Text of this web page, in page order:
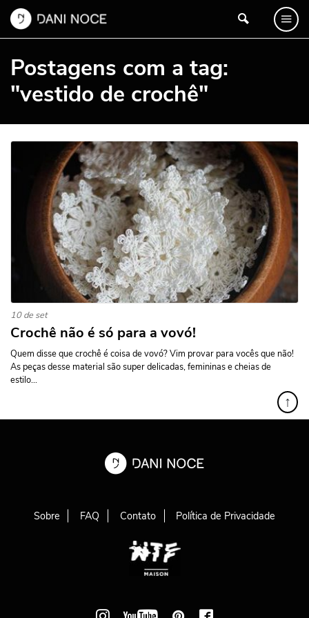
Postagens com a tag:
"vestido de crochê"
10 de set
Crochê não é só para a vovó!
Quem disse que crochê é coisa de vovó? Vim provar para vocês que não!
As peças desse material são super delicadas, femininas e cheias de
estilo...
↑
Sobre FAQ Contato Política de Privacidade